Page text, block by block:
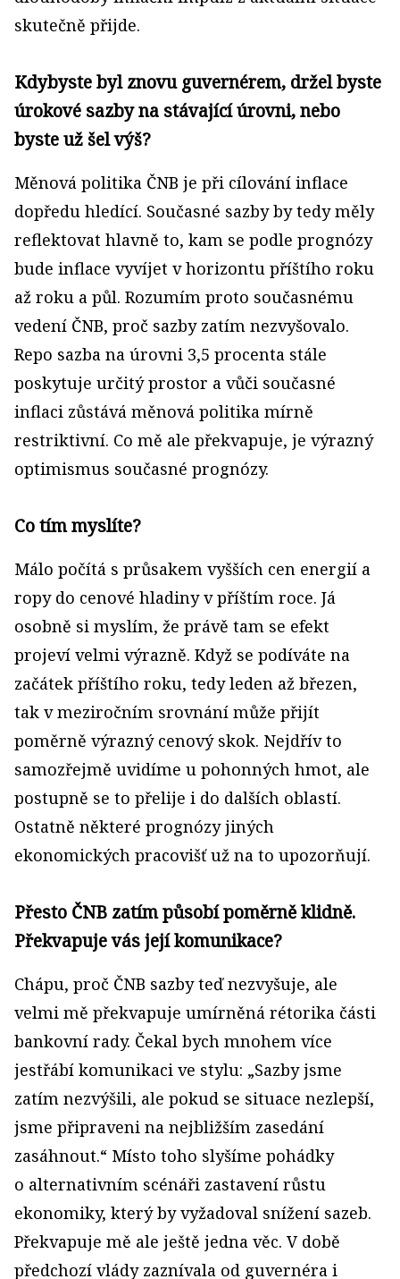
skutečně přijde.
Kdybyste byl znovu guvernérem, držel byste
úrokové sazby na stávající úrovni, nebo
byste už šel výš?
Měnová politika ČNB je při cílování inflace
dopředu hledící. Současné sazby by tedy měly
reflektovat hlavně to, kam se podle prognózy
bude inflace vyvíjet v horizontu příštího roku
až roku a půl. Rozumím proto současnému
vedení ČNB, proč sazby zatím nezvyšovalo.
Repo sazba na úrovni 3,5 procenta stále
poskytuje určitý prostor a vůči současné
inflaci zůstává měnová politika mírně
restriktivní. Co mě ale překvapuje, je výrazný
optimismus současné prognózy.
Co tím myslíte?
Málo počítá s průsakem vyšších cen energií a
ropy do cenové hladiny v příštím roce. Já
osobně si myslím, že právě tam se efekt
projeví velmi výrazně. Když se podíváte na
začátek příštího roku, tedy leden až březen,
tak v meziročním srovnání může přijít
poměrně výrazný cenový skok. Nejdřív to
samozřejmě uvidíme u pohonných hmot, ale
postupně se to přelije i do dalších oblastí.
Ostatně některé prognózy jiných
ekonomických pracovišť už na to upozorňují.
Přesto ČNB zatím působí poměrně klidně.
Překvapuje vás její komunikace?
Chápu, proč ČNB sazby teď nezvyšuje, ale
velmi mě překvapuje umírněná rétorika části
bankovní rady. Čekal bych mnohem více
jestřábí komunikaci ve stylu: „Sazby jsme
zatím nezvýšili, ale pokud se situace nezlepší,
jsme připraveni na nejbližším zasedání
zasáhnout.“ Místo toho slyšíme pohádky
o alternativním scénáři zastavení růstu
ekonomiky, který by vyžadoval snížení sazeb.
Překvapuje mě ale ještě jedna věc. V době
předchozí vlády zaznívala od guvernéra i